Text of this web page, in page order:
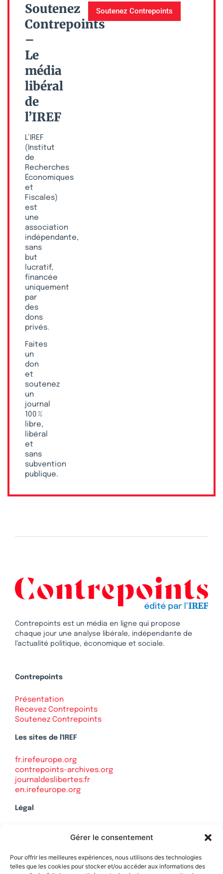
Gérer le consentement
Pour offrir les meilleures expériences, nous utilisons des technologies
telles que les cookies pour stocker et/ou accéder aux informations des
Soutenez
Contrepoints
–
Le
média
libéral
de
l’IREF
L’IREF
(Institut
de
Recherches
Économiques
et
Fiscales)
est
une
association
indépendante,
sans
but
lucratif,
financée
uniquement
par
des
dons
privés.
Faites
un
don
et
soutenez
un
journal
100 %
libre,
libéral
et
sans
subvention
publique.
Soutenez Contrepoints
Contrepoints est un média en ligne qui propose
chaque jour une analyse libérale, indépendante de
l’actualité politique, économique et sociale.
Contrepoints
Présentation
Recevez Contrepoints
Soutenez Contrepoints
Les sites de l'IREF
fr.irefeurope.org
contrepoints-archives.org
journaldeslibertes.fr
en.irefeurope.org
Légal
Politique de confidentialité